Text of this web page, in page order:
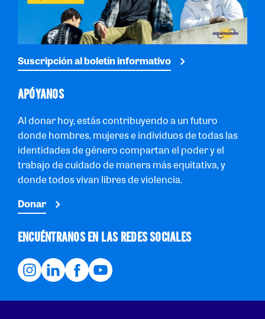
Suscripción al boletín informativo
APÓYANOS
Al donar hoy, estás contribuyendo a un futuro
donde hombres, mujeres e individuos de todas las
identidades de género compartan el poder y el
trabajo de cuidado de manera más equitativa, y
donde todos vivan libres de violencia.
Donar
ENCUÉNTRANOS EN LAS REDES SOCIALES